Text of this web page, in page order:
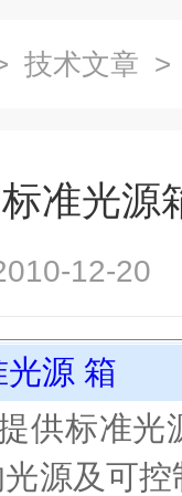
技术文章 >
标准光源
2010-12-
光源 箱
供标准光
源及可